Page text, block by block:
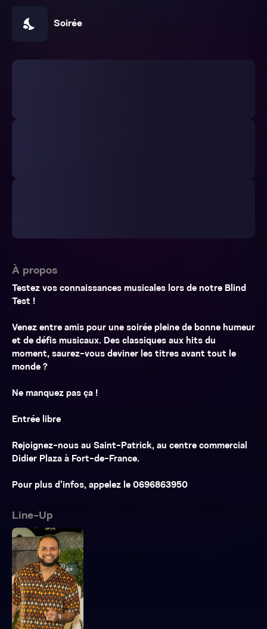
nights_stay Soirée
À propos
Testez vos connaissances musicales lors de notre Blind
Test !
Venez entre amis pour une soirée pleine de bonne humeur
et de défis musicaux. Des classiques aux hits du
moment, saurez-vous deviner les titres avant tout le
monde ?
Ne manquez pas ça !
Entrée libre
Rejoignez-nous au Saint-Patrick, au centre commercial
Didier Plaza à Fort-de-France.
Pour plus d’infos, appelez le 0696863950
Line-Up